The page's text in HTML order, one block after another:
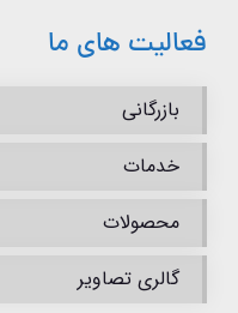
فعالیت های ما
بازرگانی
خدمات
محصولات
گالری تصاویر